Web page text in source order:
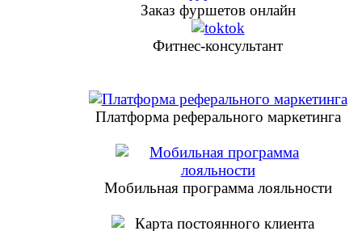
Заказ фуршетов онлайн
Фитнес-консультант
Платформа реферального маркетинга
Мобильная программа лояльности